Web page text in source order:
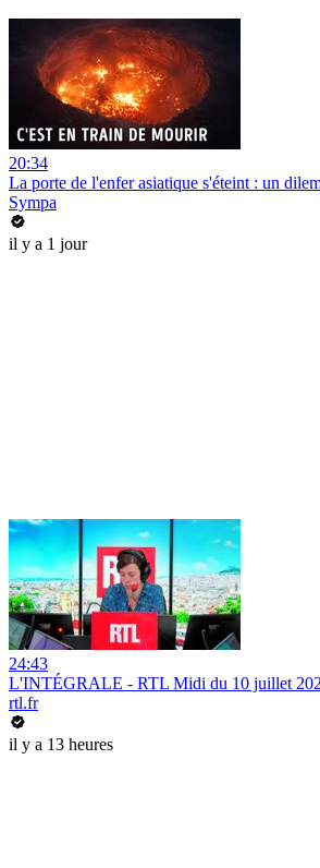
20:34
La porte de l'enfer asiatique s'éteint : un
Sympa
il y a 1 jour
24:43
L'INTÉGRALE - RTL Midi du 10 juillet
rtl.fr
il y a 13 heures